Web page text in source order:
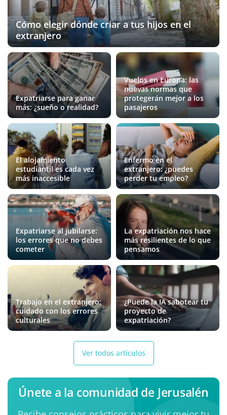
Cómo elegir dónde criar a tus hijos en el
extranjero
Expatriarse para ganar
más: ¿sueño o realidad?
Vuelos en Europa: las
nuevas normas que
protegerán mejor a los
pasajeros
El alojamiento
estudiantil es cada vez
más inaccesible
Enfermo en el
extranjero: ¿puedes
perder tu empleo?
Expatriarse al jubilarse:
los errores que no debes
cometer
La expatriación nos hace
más resilientes de lo que
pensamos
Trabajo en el extranjero:
cuidado con los errores
culturales
¿Puede la IA sabotear tu
proyecto de
expatriación?
Ver todos artículos
Únete a la comunidad de Jerusalén